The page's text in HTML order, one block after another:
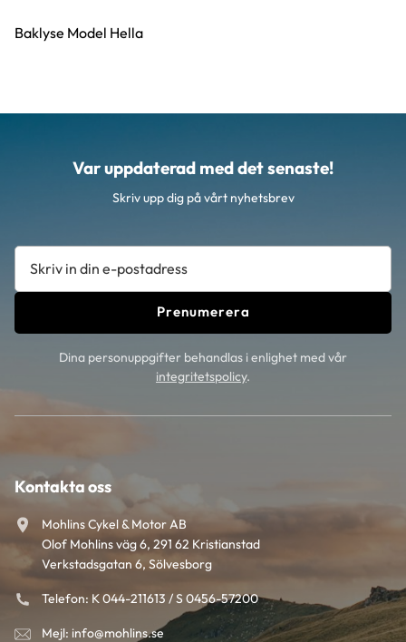
Baklyse Model Hella
Var uppdaterad med det senaste!
Skriv upp dig på vårt nyhetsbrev
Prenumerera
Dina personuppgifter behandlas i enlighet med vår
integritetspolicy.
Kontakta oss
Mohlins Cykel & Motor AB
Olof Mohlins väg 6, 291 62 Kristianstad
Verkstadsgatan 6, Sölvesborg
Telefon: K 044-211613 / S 0456-57200
Mejl: info@mohlins.se